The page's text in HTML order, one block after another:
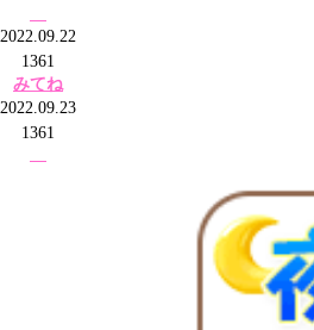
2022.09.22
1361
みてね
2022.09.23
1361